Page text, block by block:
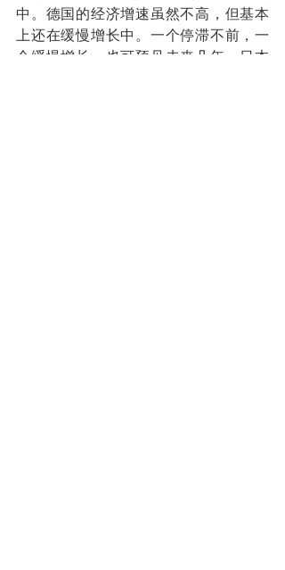
中。德国的经济增速虽然不高，但基本
上还在缓慢增长中。一个停滞不前，一
个缓慢增长，也可预见未来几年，日本